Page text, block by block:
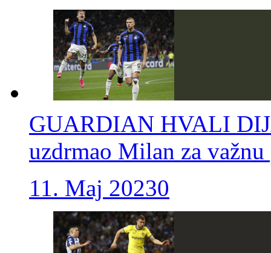
GUARDIAN HVALI
uzdrmao Milan za
11. Maj 20230